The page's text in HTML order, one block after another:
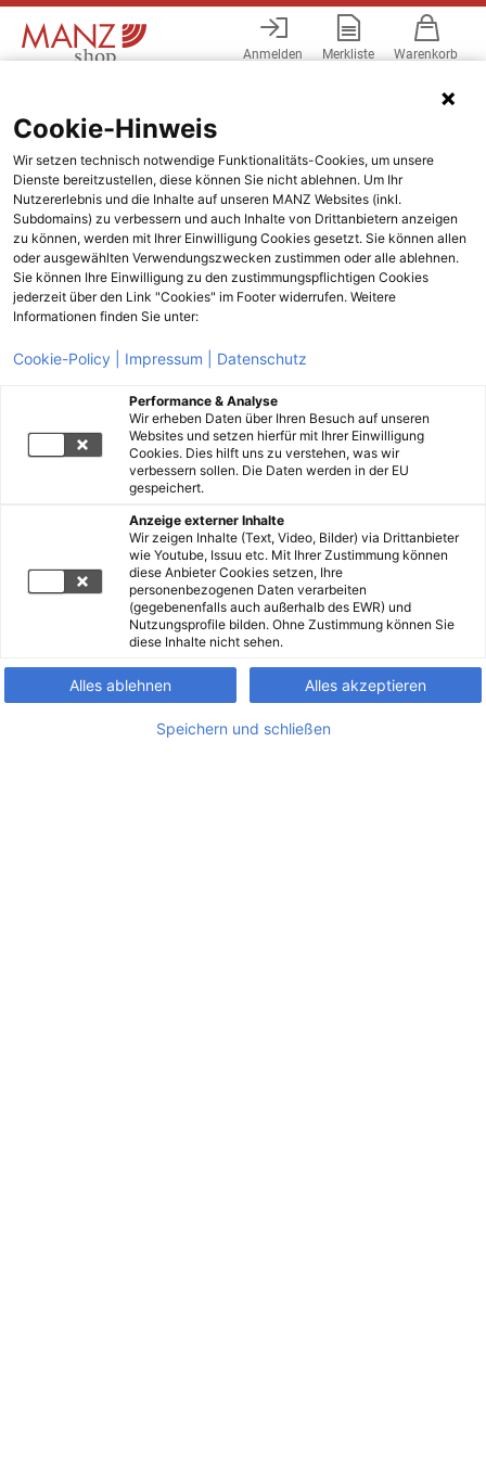
Anmelden Merkliste Warenkorb
Cookie-Hinweis
Wir setzen technisch notwendige Funktionalitäts-Cookies, um unsere
Dienste bereitzustellen, diese können Sie nicht ablehnen. Um Ihr
Nutzererlebnis und die Inhalte auf unseren MANZ Websites (inkl.
Subdomains) zu verbessern und auch Inhalte von Drittanbietern anzeigen
zu können, werden mit Ihrer Einwilligung Cookies gesetzt. Sie können allen
oder ausgewählten Verwendungszwecken zustimmen oder alle ablehnen.
Sie können Ihre Einwilligung zu den zustimmungspflichtigen Cookies
jederzeit über den Link "Cookies" im Footer widerrufen. Weitere
Informationen finden Sie unter:
Cookie-Policy | Impressum | Datenschutz
Performance & Analyse
Wir erheben Daten über Ihren Besuch auf unseren
Websites und setzen hierfür mit Ihrer Einwilligung
Cookies. Dies hilft uns zu verstehen, was wir
verbessern sollen. Die Daten werden in der EU
gespeichert.
Anzeige externer Inhalte
Wir zeigen Inhalte (Text, Video, Bilder) via Drittanbieter
wie Youtube, Issuu etc. Mit Ihrer Zustimmung können
diese Anbieter Cookies setzen, Ihre
personenbezogenen Daten verarbeiten
(gegebenenfalls auch außerhalb des EWR) und
Nutzungsprofile bilden. Ohne Zustimmung können Sie
diese Inhalte nicht sehen.
Alles ablehnen Alles akzeptieren
Speichern und schließen